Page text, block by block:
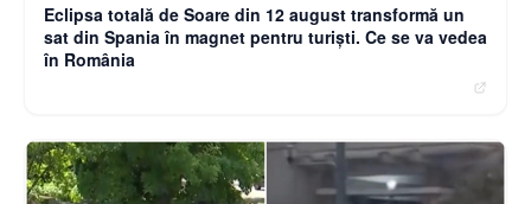
Eclipsa totală de Soare din 12 august transformă un
sat din Spania în magnet pentru turiști. Ce se va vedea
în România